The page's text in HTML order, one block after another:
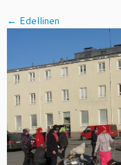
← Edellinen